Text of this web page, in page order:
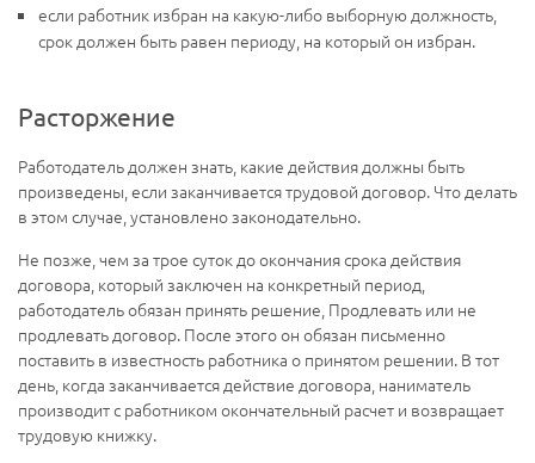
если работник избран на какую-либо выборную должность,
срок должен быть равен периоду, на который он избран.
Расторжение
Работодатель должен знать, какие действия должны быть
произведены, если заканчивается трудовой договор. Что делать
в этом случае, установлено законодательно.
Не позже, чем за трое суток до окончания срока действия
договора, который заключен на конкретный период,
работодатель обязан принять решение, Продлевать или не
продлевать договор. После этого он обязан письменно
поставить в известность работника о принятом решении. В тот
день, когда заканчивается действие договора, наниматель
производит с работником окончательный расчет и возвращает
трудовую книжку.